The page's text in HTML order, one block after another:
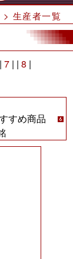
> 生産者一覧
7 | | 8 |
すめ商品